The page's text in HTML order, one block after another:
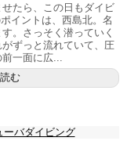
たら、この日もダイビ
イントは、西島北。名
。さっそく潜っていく
ずっと流れていて、圧
一面に広...
む
ーバダイビング